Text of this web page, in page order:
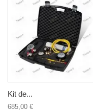
Kit de...
685,00 €